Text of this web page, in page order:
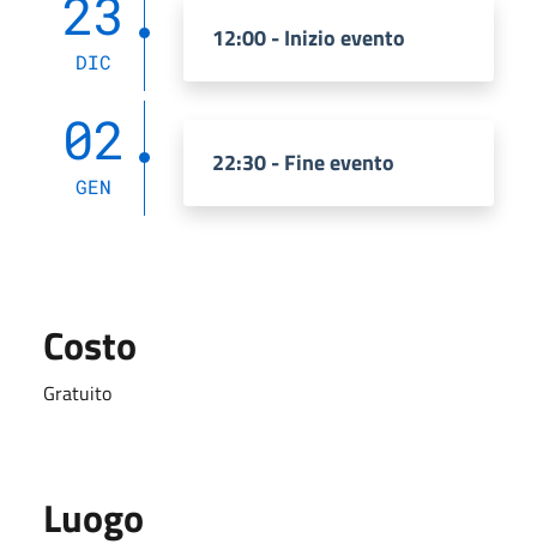
23
DIC
12:00 - Inizio evento
02
GEN
22:30 - Fine evento
Costo
Gratuito
Luogo